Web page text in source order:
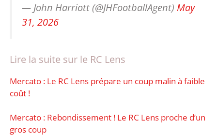
— John Harriott (@JHFootballAgent) May
31, 2026
Lire la suite sur le RC Lens
Mercato : Le RC Lens prépare un coup malin à faible
coût !
Mercato : Rebondissement ! Le RC Lens proche d’un
gros coup